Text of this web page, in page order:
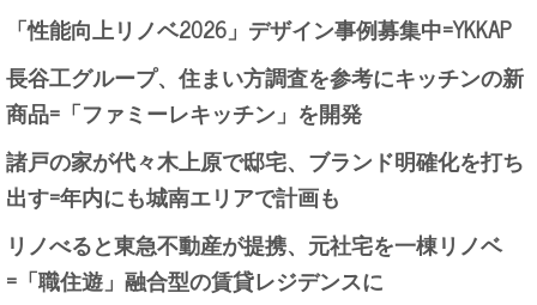
「性能向上リノベ2026」デザイン事例募集中=YKKAP
長谷工グループ、住まい方調査を参考にキッチンの新
商品=「ファミーレキッチン」を開発
諸戸の家が代々木上原で邸宅、ブランド明確化を打ち
出す=年内にも城南エリアで計画も
リノべると東急不動産が提携、元社宅を一棟リノベ
=「職住遊」融合型の賃貸レジデンスに